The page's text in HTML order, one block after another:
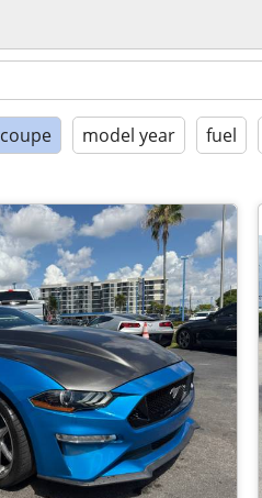
coupe model year fuel